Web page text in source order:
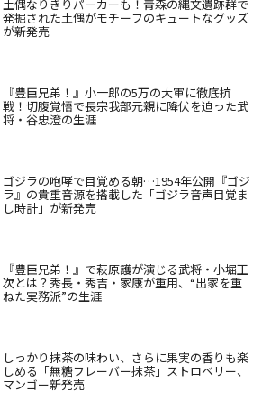
土偶なりきりパーカーも！青森の縄文遺跡群で
発掘された土偶がモチーフのキュートなグッズ
が新発売
『豊臣兄弟！』小一郎の5万の大軍に徹底抗
戦！切腹覚悟で長宗我部元親に降伏を迫った武
将・谷忠澄の生涯
ゴジラの咆哮で目覚める朝…1954年公開『ゴジ
ラ』の貴重音源を搭載した「ゴジラ音声目覚ま
し時計」が新発売
『豊臣兄弟！』で萩原護が演じる武将・小堀正
次とは？秀長・秀吉・家康が重用、“出家を重
ねた実務派”の生涯
しっかり抹茶の味わい、さらに果実の香りも楽
しめる「無糖フレーバー抹茶」ストロベリー、
マンゴー新発売